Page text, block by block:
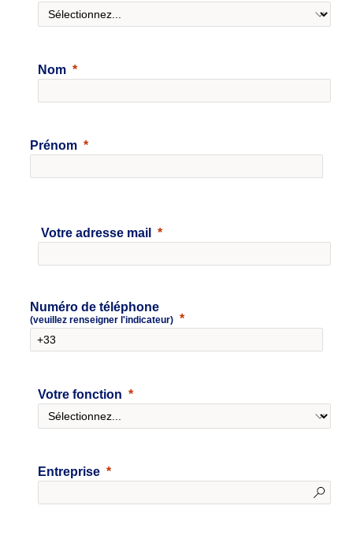
Nom
Prénom
Votre adresse mail
Numéro de téléphone
(veuillez renseigner l'indicateur)
Votre fonction
Entreprise